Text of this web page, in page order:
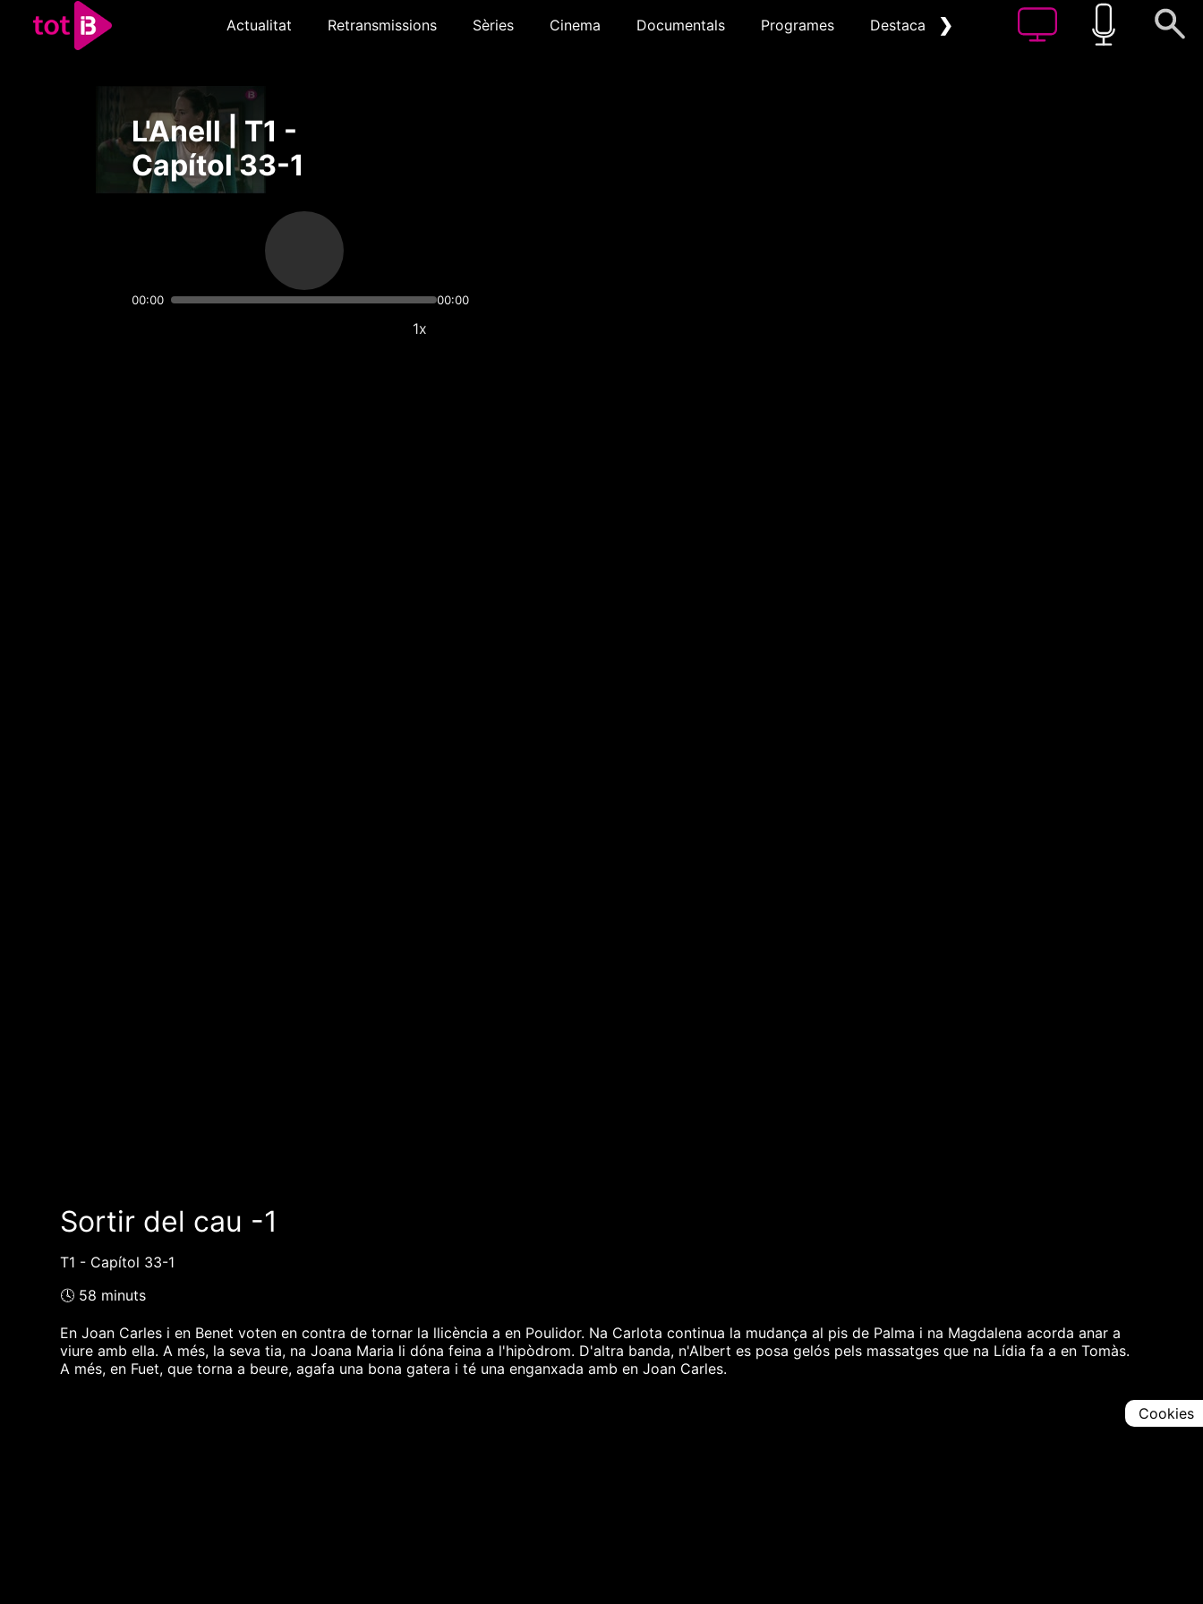
Actualitat Retransmissions Sèries Cinema Documentals Programes Destacat ❯
L'Anell | T1 -
Capítol 33-1
00:00 00:00
1x
Sortir del cau -1
T1 - Capítol 33-1
🕓 58 minuts
En Joan Carles i en Benet voten en contra de tornar la llicència a en Poulidor. Na Carlota continua la mudança al pis de Palma i na Magdalena acorda anar a
viure amb ella. A més, la seva tia, na Joana Maria li dóna feina a l'hipòdrom. D'altra banda, n'Albert es posa gelós pels massatges que na Lídia fa a en Tomàs.
A més, en Fuet, que torna a beure, agafa una bona gatera i té una enganxada amb en Joan Carles.
Cookies